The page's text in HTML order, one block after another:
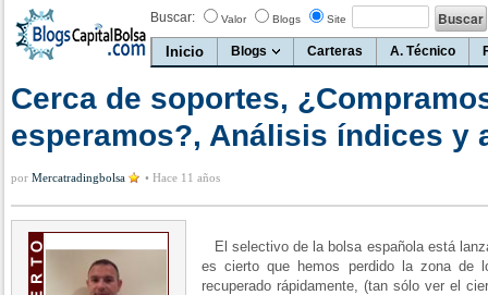
Buscar: Valor Blogs Site
Inicio Blogs Carteras A. Técnico
Cerca de soportes,
esperamos?, Análisis índices y
por Mercatradingbolsa • Hace 11 años
El selectivo de la bolsa española está
es cierto que hemos perdido la zona de
recuperado rápidamente, (tan sólo ver el